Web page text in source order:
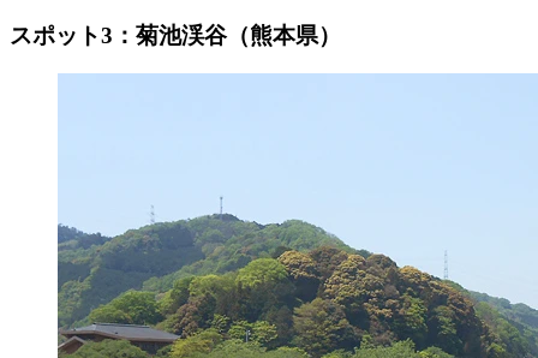
スポット3：菊池渓谷（熊本県）